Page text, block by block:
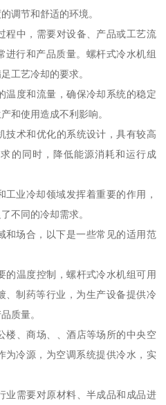
调节和舒适的环境。
程中，需要对设备、产品或工艺流
进行和产品质量。螺杆式冷水机组
工艺冷却的要求。
温度和流量，确保冷却系统的稳定
和使用造成不利影响。
技术和优化的系统设计，具有较高
的同时，降低能源消耗和运行成
业冷却领域发挥着重要的作用，
不同的冷却需求。
和场合，以下是一些常见的适用范
的温度控制，螺杆式冷水机组可用
、制药等行业，为生产设备提供冷
质量。
楼、商场、、酒店等场所的中央空
为冷源，为空调系统提供冷水，实
业需要对原材料、半成品和成品进